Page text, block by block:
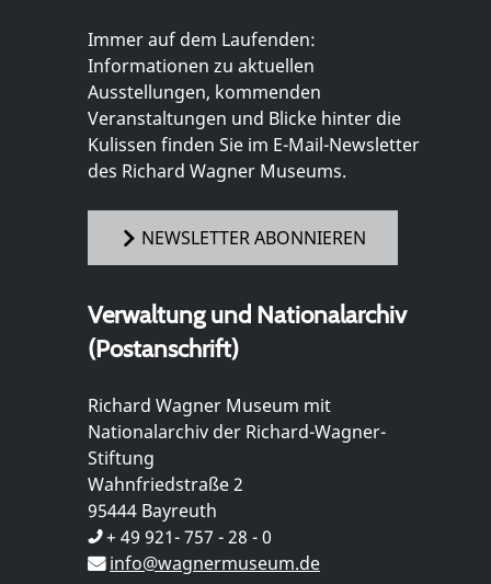
Immer auf dem Laufenden:
Informationen zu aktuellen
Ausstellungen, kommenden
Veranstaltungen und Blicke hinter die
Kulissen finden Sie im E-Mail-Newsletter
des Richard Wagner Museums.
NEWSLETTER ABONNIEREN
Verwaltung und Nationalarchiv
(Postanschrift)
Richard Wagner Museum mit
Nationalarchiv der Richard-Wagner-
Stiftung
Wahnfriedstraße 2
95444 Bayreuth
+ 49 921- 757 - 28 - 0
info@wagnermuseum.de